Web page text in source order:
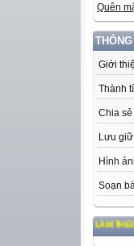
Quên
Giới
Thành
Chia
Lưu
Hình
Soạn
TẬP VÀ LÀM THEO TƯ